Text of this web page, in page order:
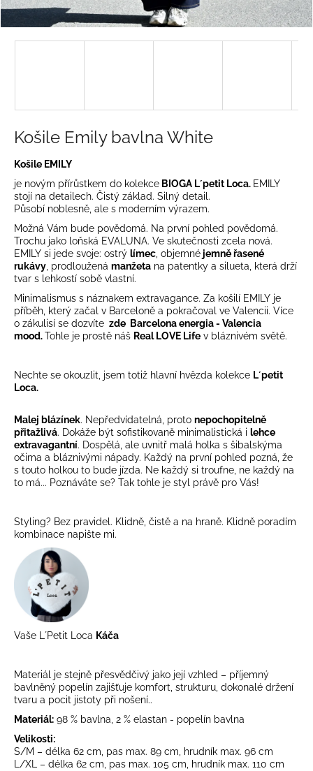
Košile Emily bavlna White
Košile EMILY
je novým přírůstkem do kolekce BIOGA L´petit Loca. EMILY
stojí na detailech. Čistý základ. Silný detail.
Působí noblesně, ale s moderním výrazem.
Možná Vám bude povědomá. Na první pohled povědomá.
Trochu jako loňská EVALUNA. Ve skutečnosti zcela nová.
EMILY si jede svoje: ostrý límec , objemné jemně řasené
rukávy , prodloužená manžeta na patentky a silueta, která drží
tvar s lehkostí sobě vlastní.
Minimalismus s náznakem extravagance. Za košilí EMILY je
příběh, který začal v Barceloně a pokračoval ve Valencii. Více
o zákulisí se dozvíte zde Barcelona energia - Valencia
mood.Tohle je prostě náš Real LOVE Life v bláznivém světě.
Nechte se okouzlit, jsem totiž hlavní hvězda kolekce L´petit
Loca.
Malej blázínek. Nepředvídatelná, proto nepochopitelně
přitažlivá. Dokáže být sofistikovaně minimalistická i lehce
extravagantní. Dospělá, ale uvnitř malá holka s šibalskýma
očima a bláznivými nápady. Každý na první pohled pozná, že
s touto holkou to bude jízda. Ne každý si troufne, ne každý na
to má... Poznáváte se? Tak tohle je styl právě pro Vás!
Styling? Bez pravidel. Klidně, čistě a na hraně. Klidně poradím
kombinace napište mi.
Vaše L´Petit Loca Káča
Materiál je stejně přesvědčivý jako její vzhled – příjemný
bavlněný popelín zajišťuje komfort, strukturu, dokonalé držení
tvaru a pocit jistoty při nošení..
Materiál: 98 % bavlna, 2 % elastan - popelín bavlna
Velikosti:
S/M – délka 62 cm, pas max. 89 cm, hrudník max. 96 cm
L/XL – délka 62 cm, pas max. 105 cm, hrudník max. 110 cm
a
j
D
o
p
o
r
u
č
u
m
e